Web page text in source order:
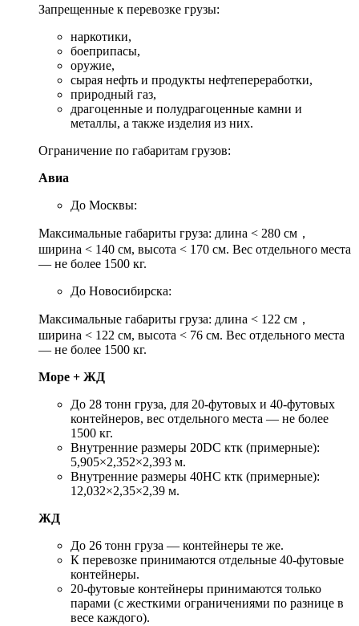
Запрещенные к перевозке грузы:
наркотики,
боеприпасы,
оружие,
сырая нефть и продукты нефтепереработки,
природный газ,
драгоценные и полудрагоценные камни и
металлы, а также изделия из них.
Ограничение по габаритам грузов:
Авиа
До Москвы:
Максимальные габариты груза: длина < 280 см，
ширина < 140 см, высота < 170 см. Вес отдельного места
— не более 1500 кг.
До Новосибирска:
Максимальные габариты груза: длина < 122 см，
ширина < 122 см, высота < 76 см. Вес отдельного места
— не более 1500 кг.
Море + ЖД
До 28 тонн груза, для 20-футовых и 40-футовых
контейнеров, вес отдельного места — не более
1500 кг.
Внутренние размеры 20DC ктк (примерные):
5,905×2,352×2,393 м.
Внутренние размеры 40HC ктк (примерные):
12,032×2,35×2,39 м.
ЖД
До 26 тонн груза — контейнеры те же.
К перевозке принимаются отдельные 40-футовые
контейнеры.
20-футовые контейнеры принимаются только
парами (с жесткими ограничениями по разнице в
весе каждого).